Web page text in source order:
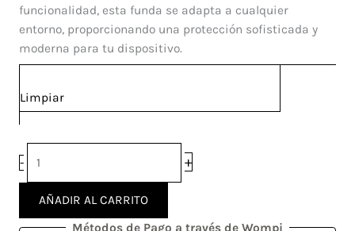
funcionalidad, esta funda se adapta a cualquier
entorno, proporcionando una protección sofisticada y
moderna para tu dispositivo.
Limpiar
- +
AÑADIR AL CARRITO
Métodos de Pago a través de Wompi